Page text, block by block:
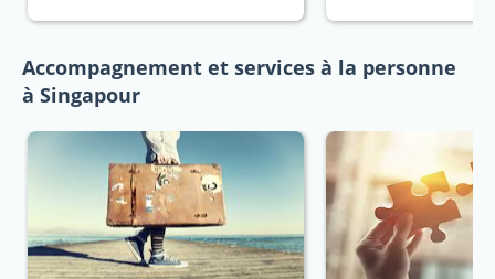
Accompagnement et services à la personne
à Singapour